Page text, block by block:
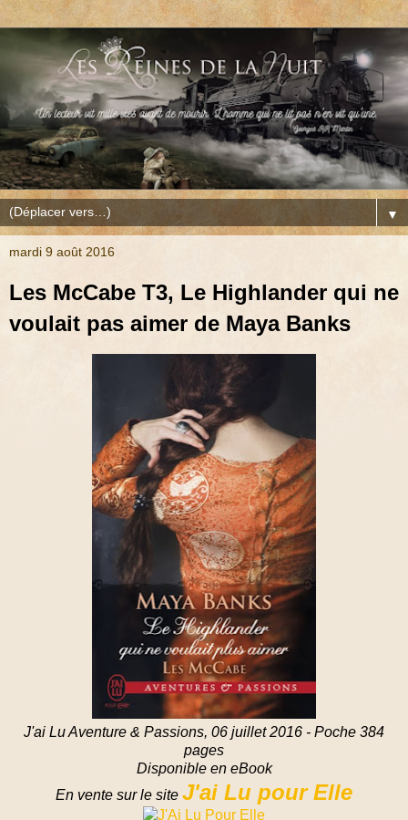
▼
mardi 9 août 2016
Les McCabe T3, Le Highlander qui ne
voulait pas aimer de Maya Banks
J'ai Lu Aventure & Passions, 06 juillet 2016 - Poche 384
pages
Disponible en eBook
En vente sur le site J'ai Lu pour Elle